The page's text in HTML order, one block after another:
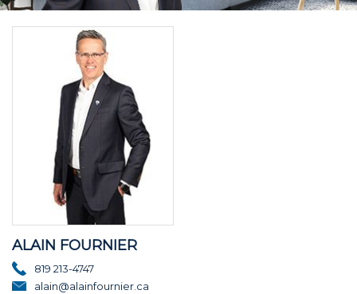
ALAIN FOURNIER
819 213-4747
alain@alainfournier.ca